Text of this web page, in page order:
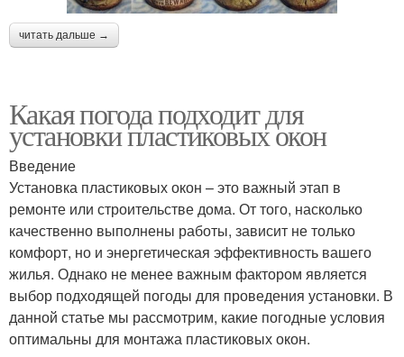
читать дальше →
Какая погода подходит для
установки пластиковых окон
Введение
Установка пластиковых окон – это важный этап в
ремонте или строительстве дома. От того, насколько
качественно выполнены работы, зависит не только
комфорт, но и энергетическая эффективность вашего
жилья. Однако не менее важным фактором является
выбор подходящей погоды для проведения установки. В
данной статье мы рассмотрим, какие погодные условия
оптимальны для монтажа пластиковых окон.